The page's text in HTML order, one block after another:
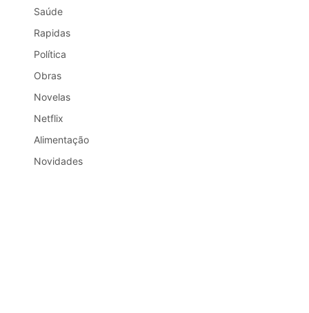
Saúde
Rapidas
Política
Obras
Novelas
Netflix
Alimentação
Novidades